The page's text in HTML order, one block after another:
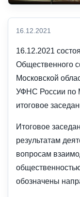
16.12.2021
16.12.2021
Общественного
Московской
УФНС России по
итоговое
Итоговое
результатам
вопросам
обозначены